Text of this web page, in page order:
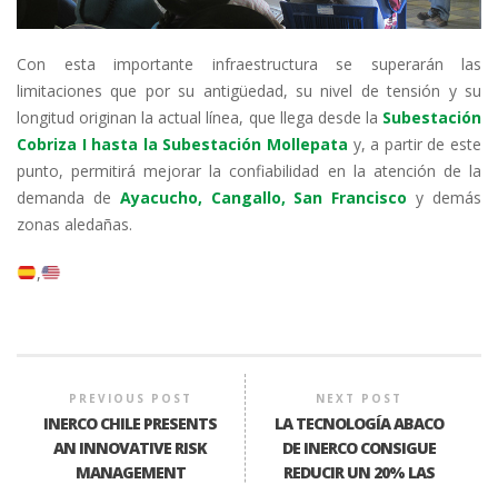
Con esta importante infraestructura se superarán las
limitaciones que por su antigüedad, su nivel de tensión y su
longitud originan la actual línea, que llega desde la Subestación
Cobriza I hasta la Subestación Mollepata y, a partir de este
punto, permitirá mejorar la confiabilidad en la atención de la
demanda de Ayacucho, Cangallo, San Francisco y demás
zonas aledañas.
PREVIOUS POST
INERCO CHILE PRESENTS
AN INNOVATIVE RISK
MANAGEMENT
NEXT POST
LA TECNOLOGÍA ABACO
DE INERCO CONSIGUE
REDUCIR UN 20% LAS